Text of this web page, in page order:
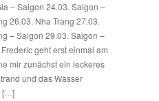
– Saigon 24.03. Saigon –
26.03. Nha Trang 27.03.
– Saigon 29.03. Saigon –
geht erst einmal am
mir zunächst ein leckeres
und das Wasser
[…]